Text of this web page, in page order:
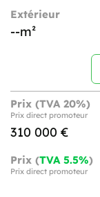
Extérieur
--m²
Prix (TVA 20%)
Prix direct promoteur
310 000 €
Prix (TVA 5.5%)
Prix direct promoteur